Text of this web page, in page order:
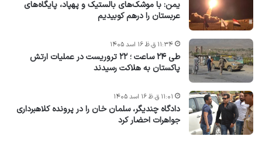
یمن: با موشک‌های بالستیک و پهپاد، پایگاه‌های
عربستان را درهم کوبیدیم
طی ۲۴ ساعت ؛ ۲۲ تروریست در عملیات ارتش
پاکستان به هلاکت رسیدند
۱۱:۳۴ ق.ظ ۱۶ اسد ۱۴۰۵
دادگاه چندیگر، سلمان خان را در پرونده کلاهبرداری
جواهرات احضار کرد
۱۱:۰۱ ق.ظ ۱۶ اسد ۱۴۰۵